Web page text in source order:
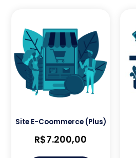
Site E-Coommerce (Plus)
R$7.200,00